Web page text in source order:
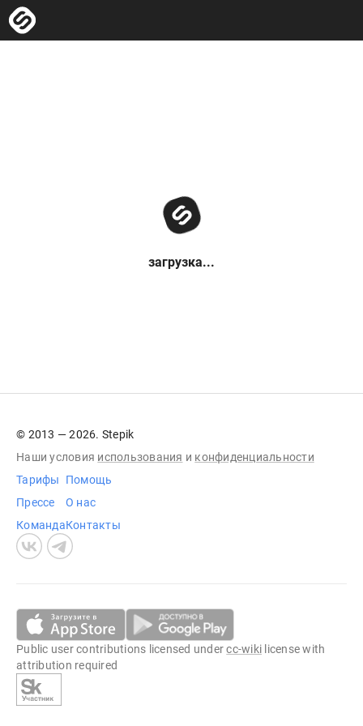
загрузка...
© 2013 — 2026. Stepik
Наши условия использования и конфиденциальности
Тарифы
Прессе
Команда
Помощь
О нас
Контакты
Public user contributions licensed undercc-wiki license with
attribution required